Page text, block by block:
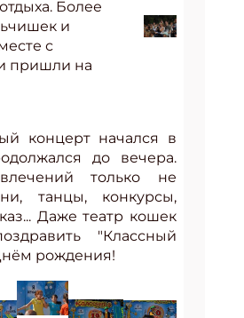
Более
и
с
пришли на
концерт начался в
до вечера.
только не
танцы, конкурсы,
Даже театр кошек
"Классный
рождения!